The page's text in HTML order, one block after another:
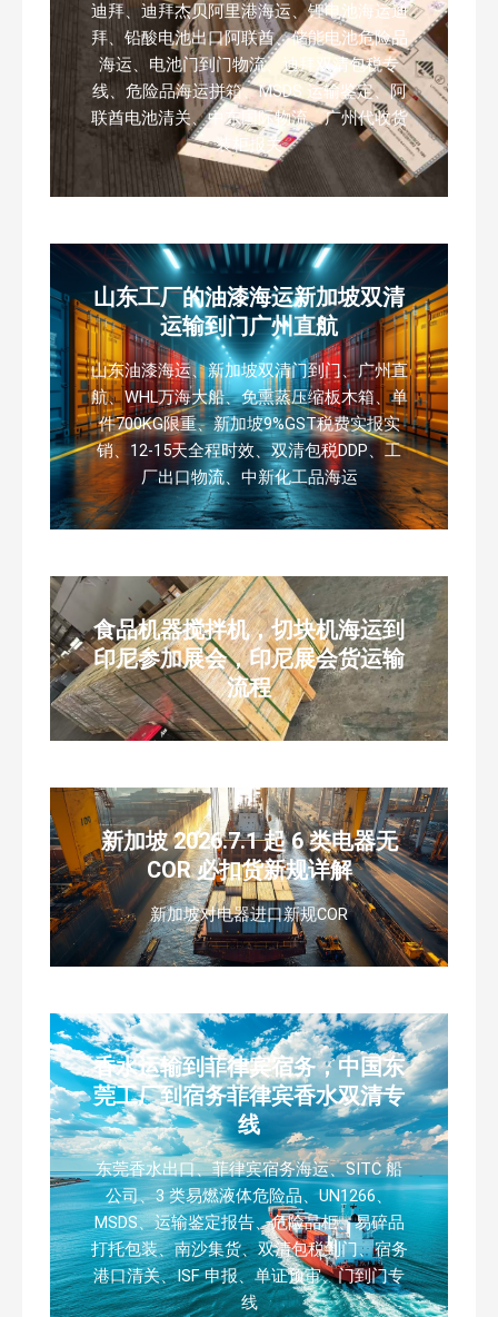
迪拜、迪拜杰贝阿里港海运、锂电池海运迪
拜、铅酸电池出口阿联酋、储能电池危险品
海运、电池门到门物流、迪拜双清包税专
线、危险品海运拼箱、MSDS 运输鉴定、阿
联酋电池清关、中东国际物流、广州代收货
装柜报关
山东工厂的油漆海运新加坡双清
运输到门广州直航
山东油漆海运、新加坡双清门到门、广州直
航、WHL万海大船、免熏蒸压缩板木箱、单
件700KG限重、新加坡9%GST税费实报实
销、12-15天全程时效、双清包税DDP、工
厂出口物流、中新化工品海运
食品机器搅拌机，切块机海运到
印尼参加展会，印尼展会货运输
流程
新加坡 2026.7.1 起 6 类电器无
COR 必扣货新规详解
新加坡对电器进口新规COR
香水运输到菲律宾宿务，中国东
莞工厂到宿务菲律宾香水双清专
线
东莞香水出口、菲律宾宿务海运、SITC 船
公司、3 类易燃液体危险品、UN1266、
MSDS、运输鉴定报告、危险品柜、易碎品
打托包装、南沙集货、双清包税到门、宿务
港口清关、ISF 申报、单证预审、门到门专
线